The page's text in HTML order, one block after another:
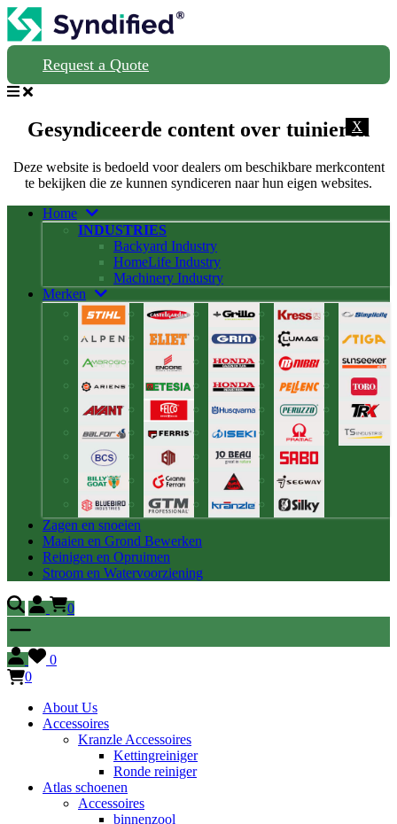
Request a Quote
X
Gesyndiceerde content over tuinieren
Deze website is bedoeld voor dealers om beschikbare merkcontent
te bekijken die ze kunnen syndiceren naar hun eigen websites.
Home
INDUSTRIES
Backyard Industry
HomeLife Industry
Machinery Industry
Merken
Zagen en snoeien
Maaien en Grond Bewerken
Reinigen en Opruimen
Stroom en Watervoorziening
0
0
0
About Us
Accessoires
Kranzle Accessoires
Kettingreiniger
Ronde reiniger
Atlas schoenen
Accessoires
binnenzool